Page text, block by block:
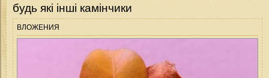
будь які інші камінчики
ВЛОЖЕНИЯ